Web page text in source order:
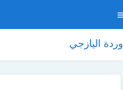
وردة اليازجي